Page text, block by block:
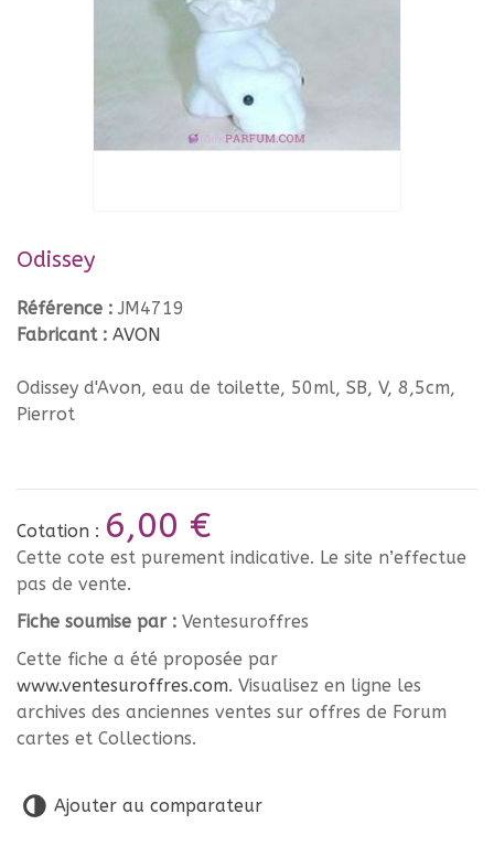
Odissey
Référence : JM4719
Fabricant : AVON
Odissey d'Avon, eau de toilette, 50ml, SB, V, 8,5cm,
Pierrot
Cotation : 6,00 €
Cette cote est purement indicative. Le site n’effectue
pas de vente.
Fiche soumise par : Ventesuroffres
Cette fiche a été proposée par
www.ventesuroffres.com. Visualisez en ligne les
archives des anciennes ventes sur offres de Forum
cartes et Collections.
Ajouter au comparateur